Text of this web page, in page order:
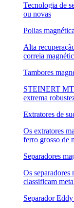
Tecnologia de
ou novas
Polias
Alta
correia
Tambores
STEINERT MT
extrema
Extratores de
Os extratores
ferro grosso de
Separadores
Os
classificam
Separador